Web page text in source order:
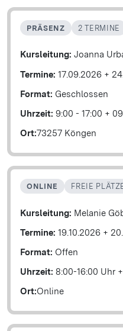
PRÄSENZ 2 TERMINE
Kursleitung: Joanna
Termine: 17.09.2026 +
Format: Geschlossen
Uhrzeit: 9:00 - 17:00 +
Ort:73257 Köngen
ONLINE FREIE
Kursleitung: Melanie
Termine: 19.10.2026 +
Format: Offen
Uhrzeit: 8:00-16:00 Uhr +
Ort:Online